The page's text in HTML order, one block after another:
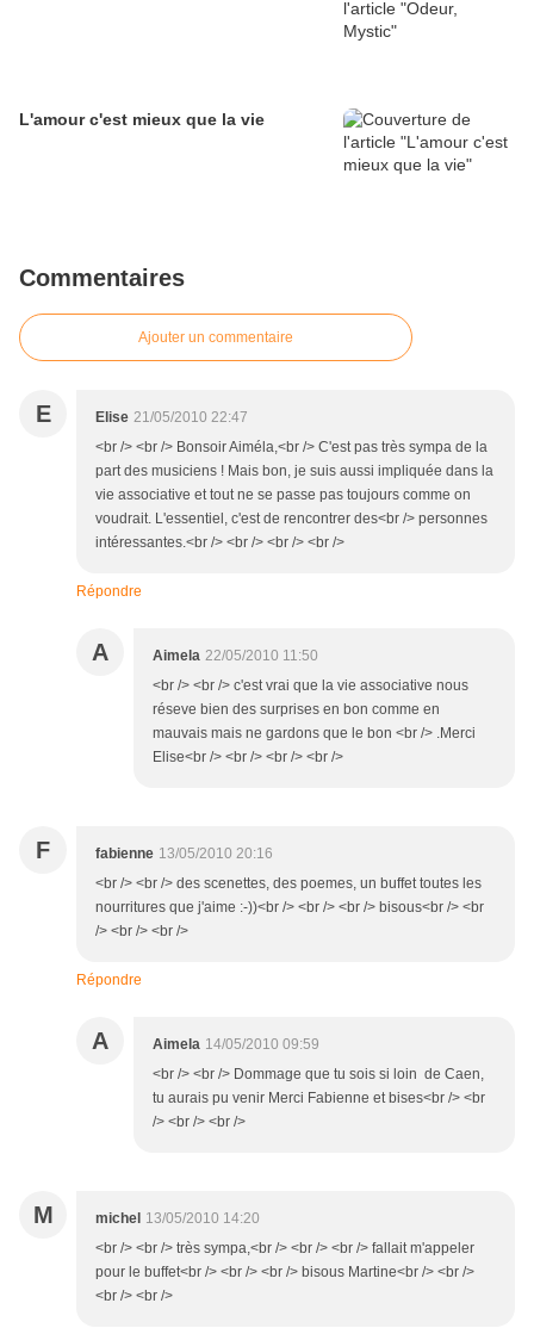
L'amour c'est mieux que la vie
Commentaires
Ajouter un commentaire
E Elise 21/05/2010 22:47
<br /> <br /> Bonsoir Aiméla,<br /> C'est pas très sympa de la
part des musiciens ! Mais bon, je suis aussi impliquée dans la
vie associative et tout ne se passe pas toujours comme on
voudrait. L'essentiel, c'est de rencontrer des<br /> personnes
intéressantes.<br /> <br /> <br /> <br />
Répondre
A Aimela 22/05/2010 11:50
<br /> <br /> c'est vrai que la vie associative nous
réseve bien des surprises en bon comme en
mauvais mais ne gardons que le bon <br /> .Merci
Elise<br /> <br /> <br /> <br />
F fabienne 13/05/2010 20:16
<br /> <br /> des scenettes, des poemes, un buffet toutes les
nourritures que j'aime :-))<br /> <br /> <br /> bisous<br /> <br
/> <br /> <br />
Répondre
A Aimela 14/05/2010 09:59
<br /> <br /> Dommage que tu sois si loin de Caen,
tu aurais pu venir Merci Fabienne et bises<br /> <br
/> <br /> <br />
M michel 13/05/2010 14:20
<br /> <br /> très sympa,<br /> <br /> <br /> fallait m'appeler
pour le buffet<br /> <br /> <br /> bisous Martine<br /> <br />
<br /> <br />